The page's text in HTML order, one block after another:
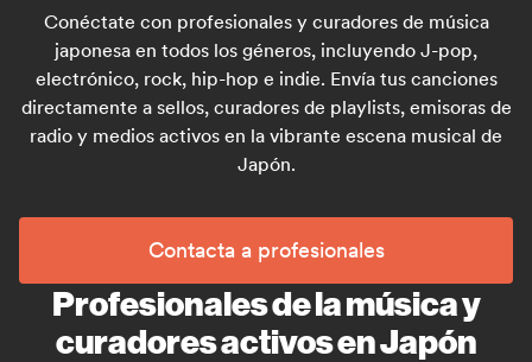
Conéctate con profesionales y curadores de música
japonesa en todos los géneros, incluyendo J-pop,
electrónico, rock, hip-hop e indie. Envía tus canciones
directamente a sellos, curadores de playlists, emisoras de
radio y medios activos en la vibrante escena musical de
Japón.
Contacta a profesionales
Profesionales de la música y
curadores activos en Japón